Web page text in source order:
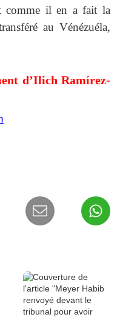
comme il en a fait la
au Vénézuéla,
d’Ilich Ramírez-